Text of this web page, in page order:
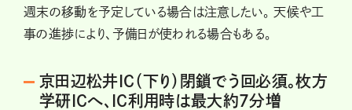
週末の移動を予定している場合は注意したい。 天候や工
事の進捗により、予備日が使われる場合もある。
京田辺松井IC（下り）閉鎖でう回必須。枚方
学研ICへ、IC利用時は最大約7分増